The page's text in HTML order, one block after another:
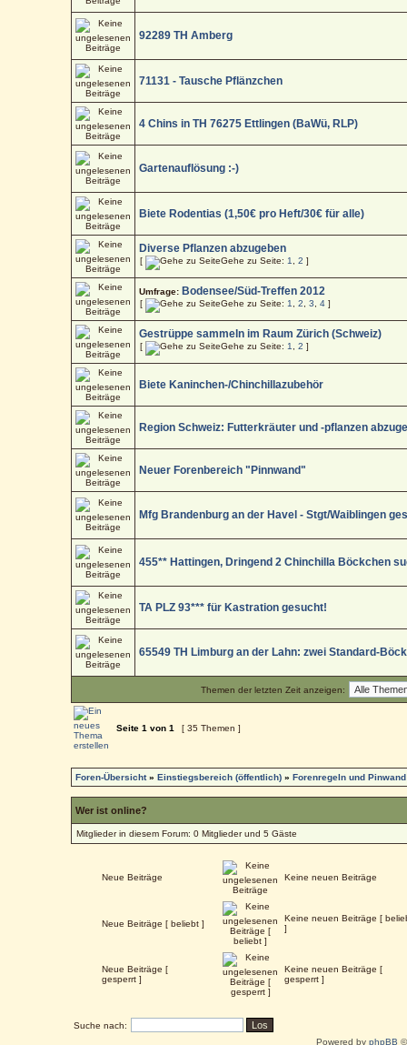
92289 TH Amberg
71131 - Tausche Pflänzchen
4 Chins in TH 76275 Ettlingen (BaWü, RLP)
Gartenauflösung :-)
Biete Rodentias (1,50€ pro Heft/30€ für alle)
Diverse Pflanzen abzugeben
[ Gehe zu Seite: 1 ,2 ]
Umfrage: Bodensee/Süd-Treffen 2012
[ Gehe zu Seite: 1 ,2 ,3 ,4 ]
Gestrüppe sammeln im Raum Zürich (Schweiz)
[ Gehe zu Seite: 1 ,2 ]
Biete Kaninchen-/Chinchillazubehör
Region Schweiz: Futterkräuter und -pflanzen
Neuer Forenbereich "Pinnwand"
Mfg Brandenburg an der Havel - Stgt/Waiblingen
455** Hattingen, Dringend 2 Chinchilla Böckchen
TA PLZ 93*** für Kastration gesucht!
65549 TH Limburg an der Lahn: zwei Standard-
Themen der letzten Zeit anzeigen:
Seite1 von1 [ 35 Themen ]
Foren-Übersicht»Einstiegsbereich (öffentlich) »Forenregeln und Pinwand
Wer ist online?
Mitglieder in diesem Forum: 0 Mitglieder und 5 Gäste
Neue Beiträge Keine neuen Beiträge
Neue Beiträge [ beliebt ]
Keine neuen Beiträge [
]
Neue Beiträge [
gesperrt ]
Keine neuen Beiträge [
gesperrt ]
Suche nach:
Powered by phpBB